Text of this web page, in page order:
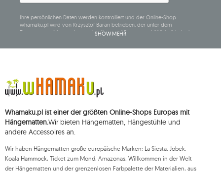
Ihre persönlichen Daten werden kontrolliert und der Online-Shop
whamaku.pl wird von Krzysztof Baran betrieben, der unter dem
Firmennamen Mouton Interactive Krzysztof Baran geschäftlich tätig ist, in
verarbeitet und bis zu Ihrer Abmeldung gespeichert.
Sie haben das Recht, auf die Verarbeitung Ihrer personenbezogenen Daten
zuzugreifen, diese zu korrigieren, zu löschen, deren Verarbeitung zu
einer zuständigen Aufsichtsbehörde eine Beschwerde über die
Verarbeitung dieser Daten einzureichen und zu erheben Ihre Einwilligung
zur Verarbeitung Ihrer personenbezogenen Daten kann jederzeit
widerrufen werden, wobei ein solcher Widerruf die Rechtmäßigkeit der
genannten Rechte auszuüben, wenden Sie sich bitte per E-Mail oder per
Brief an die registrierte Adresse an die Kundendienstabteilung von Mouton
Interactive.
SHOW MEHR
Whamaku.pl ist einer der größten Online-Shops Europas mit
Hängematten.Wir bieten Hängematten, Hängestühle und
andere Accessoires an.
Wir haben Hängematten große europäische Marken: La Siesta, Jobek,
Koala Hammock, Ticket zum Mond, Amazonas. Willkommen in der Welt
der Hängematten und der grenzenlosen Farbpalette der Materialien, aus